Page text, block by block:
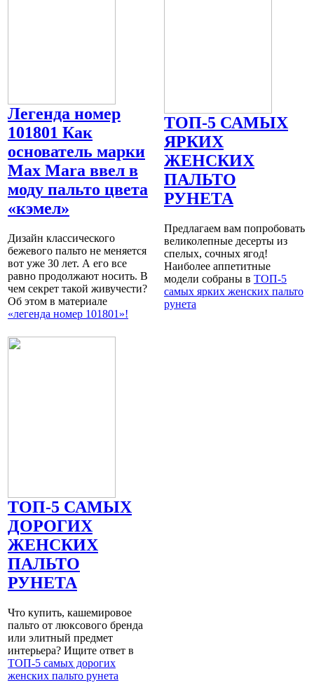
Легенда номер
101801 Как
основатель марки
Мax Mara ввел в
моду пальто цвета
«кэмел»
Дизайн классического
бежевого пальто не меняется
вот уже 30 лет. А его все
равно продолжают носить. В
чем секрет такой живучести?
Об этом в материале
«легенда номер 101801»!
ТОП-5 САМЫХ
ЯРКИХ
ЖЕНСКИХ
ПАЛЬТО
РУНЕТА
Предлагаем вам попробовать
великолепные десерты из
спелых, сочных ягод!
Наиболее аппетитные
модели собраны в ТОП-5
самых ярких женских пальто
рунета
ТОП-5 САМЫХ
ДОРОГИХ
ЖЕНСКИХ
ПАЛЬТО
РУНЕТА
Что купить, кашемировое
пальто от люксового бренда
или элитный предмет
интерьера? Ищите ответ в
ТОП-5 самых дорогих
женских пальто рунета